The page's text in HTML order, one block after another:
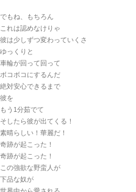
でもね、もちろん
これは認めなけりゃ
彼は少しずつ変わっていくさ
ゆっくりと
車輪が回って回って
ボコボコにするんだ
絶対安心できるまで
彼を
もう1分茹でて
そしたら彼が出てくる！
素晴らしい！華麗だ！
奇跡が起こった！
奇跡が起こった！
この強欲な野蛮人が
下品な奴が